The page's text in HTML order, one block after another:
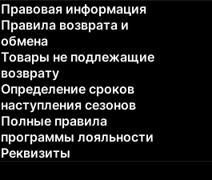
Правовая информация
Правила возврата и
обмена
Товары не подлежащие
возврату
Определение сроков
наступления сезонов
Полные правила
программы лояльности
Реквизиты